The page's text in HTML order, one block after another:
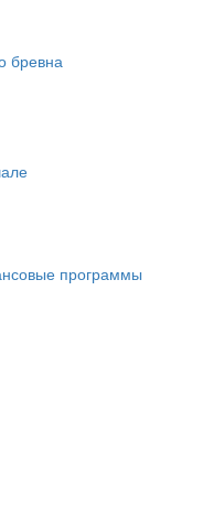
бревна
программы